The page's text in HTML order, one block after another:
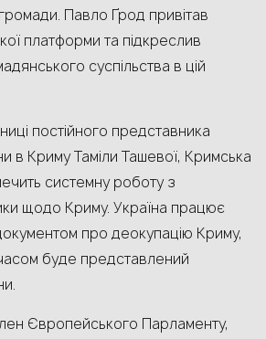
Павло Ґрод привітав
платформи та підкреслив
суспільства в цій
постійного представника
в Криму Таміли Ташевої, Кримська
системну роботу з
щодо Криму. Україна працює
про деокупацію Криму,
буде представлений
Європейського Парламенту,